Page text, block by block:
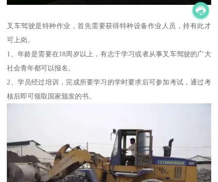
叉车驾驶是特种作业，首先需要获得特种设备作业人员，持有此才
可上岗。
1、年龄是需要在18周岁以上，有志于学习或者从事叉车驾驶的广大
社会青年都可以报名。
2、学员经过培训，完成所要学习的学时要求后可参加考试，通过考
核后即可领取国家颁发的书。